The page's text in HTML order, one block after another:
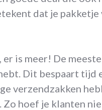
dat je
er is meer! De
Dit bespaart tijd
verzendzakken
Zo hoef je klanten